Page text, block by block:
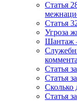
Статья
Статья
Угроза
Шантаж
Статья
Статья
Сколько
Статья